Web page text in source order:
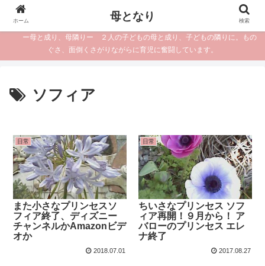
ー母と成り、母隣りー ２人の子どもの母と成り、子どもの隣りに。もの
ぐさ、面倒くさがりながらに育児に奮闘しています。
ソフィア
日常
また小さなプリンセスソ
フィア終了、ディズニー
チャンネルかAmazonビデ
オか
2018.07.01
日常
ちいさなプリンセス ソフ
ィア再開！９月から！ ア
バローのプリンセス エレ
ナ終了
2017.08.27
ホーム 母となり 検索